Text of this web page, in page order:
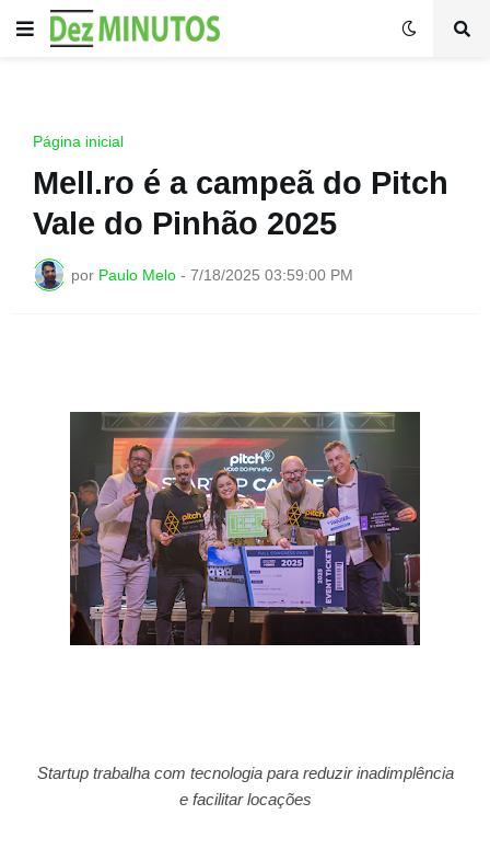
Página inicial
Mell.ro é a campeã do Pitch
Vale do Pinhão 2025
por Paulo Melo - 7/18/2025 03:59:00 PM
Startup trabalha com tecnologia para reduzir inadimplência
e facilitar locações